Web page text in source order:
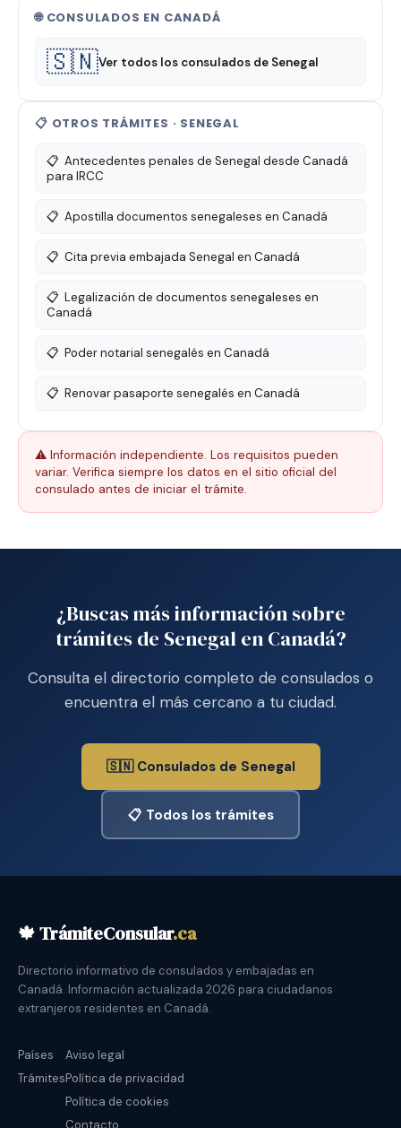
🌐 CONSULADOS EN CANADÁ
🇸🇳Ver todos los consulados de Senegal
📋 OTROS TRÁMITES · SENEGAL
📋 Antecedentes penales de Senegal desde Canadá
para IRCC
📋 Apostilla documentos senegaleses en Canadá
📋 Cita previa embajada Senegal en Canadá
📋 Legalización de documentos senegaleses en
Canadá
📋 Poder notarial senegalés en Canadá
📋 Renovar pasaporte senegalés en Canadá
⚠️ Información independiente. Los requisitos pueden
variar. Verifica siempre los datos en el sitio oficial del
consulado antes de iniciar el trámite.
¿Buscas más información sobre
trámites de Senegal en Canadá?
Consulta el directorio completo de consulados o
encuentra el más cercano a tu ciudad.
🇸🇳 Consulados de Senegal
📋 Todos los trámites
🍁 TrámiteConsular.ca
Directorio informativo de consulados y embajadas en
Canadá. Información actualizada 2026 para ciudadanos
extranjeros residentes en Canadá.
Países
Trámites
Aviso legal
Política de privacidad
Política de cookies